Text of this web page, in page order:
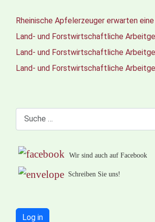
Rheinische Apfelerzeuger erwarten
Land- und Forstwirtschaftliche
Land- und Forstwirtschaftliche
Land- und Forstwirtschaftliche
Wir sind auch auf Facebook
Schreiben Sie uns!
Log in